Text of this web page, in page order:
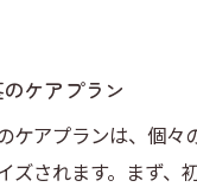
ケアプラン
ケアプランは、個々
ズされます。まず、